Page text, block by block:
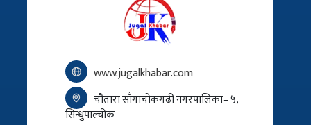
www.jugalkhabar.com
चौतारा साँगाचोकगढी नगरपालिका– ५,
सिन्धुपाल्चोक